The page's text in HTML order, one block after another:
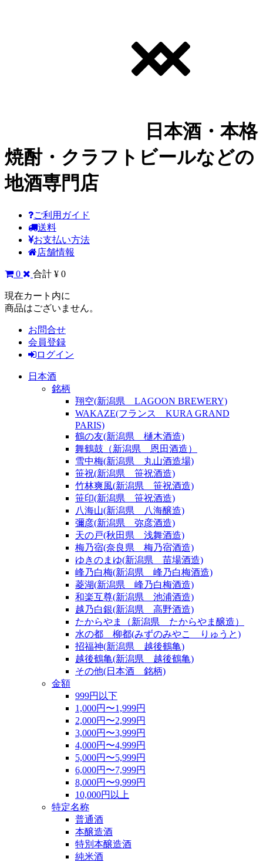
日本酒・本格
焼酎・クラフトビールなどの
地酒専門店
ご利用ガイド
送料
お支払い方法
店舗情報
0 合計 ¥ 0
現在カート内に
商品はございません。
お問合せ
会員登録
ログイン
日本酒
銘柄
翔空(新潟県 LAGOON BREWERY)
WAKAZE(フランス KURA GRAND
PARIS)
鶴の友(新潟県 樋木酒造)
舞鶴鼓（新潟県 恩田酒造）
雪中梅(新潟県 丸山酒造場)
笹祝(新潟県 笹祝酒造)
竹林爽風(新潟県 笹祝酒造)
笹印(新潟県 笹祝酒造)
八海山(新潟県 八海醸造)
彌彦(新潟県 弥彦酒造)
天の戸(秋田県 浅舞酒造)
梅乃宿(奈良県 梅乃宿酒造)
ゆきのまゆ(新潟県 苗場酒造)
峰乃白梅(新潟県 峰乃白梅酒造)
菱湖(新潟県 峰乃白梅酒造)
和楽互尊(新潟県 池浦酒造)
越乃白銀(新潟県 高野酒造)
たからやま（新潟県 たからやま醸造）
水の都 柳都(みずのみやこ りゅうと)
招福神(新潟県 越後鶴亀)
越後鶴亀(新潟県 越後鶴亀)
その他(日本酒 銘柄)
金額
999円以下
1,000円〜1,999円
2,000円〜2,999円
3,000円〜3,999円
4,000円〜4,999円
5,000円〜5,999円
6,000円〜7,999円
8,000円〜9,999円
10,000円以上
特定名称
普通酒
本醸造酒
特別本醸造酒
純米酒